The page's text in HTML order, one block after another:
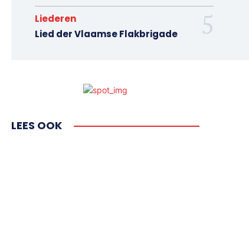
Liederen
Lied der Vlaamse Flakbrigade
LEES OOK